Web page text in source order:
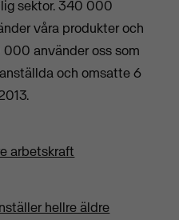
sektor. 340 000
våra produkter och
använder oss som
och omsatte 6
arbetskraft
hellre äldre